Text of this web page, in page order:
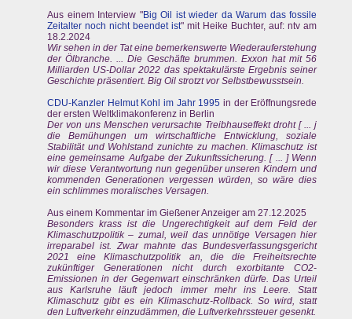
Aus einem Interview "Big Oil ist wieder da Warum das fossile
Zeitalter noch nicht beendet ist" mit Heike Buchter, auf: ntv am
18.2.2024
Wir sehen in der Tat eine bemerkenswerte Wiederauferstehung
der Ölbranche. ... Die Geschäfte brummen. Exxon hat mit 56
Milliarden US-Dollar 2022 das spektakulärste Ergebnis seiner
Geschichte präsentiert. Big Oil strotzt vor Selbstbewusstsein.
CDU-Kanzler Helmut Kohl im Jahr 1995 in der Eröffnungsrede
der ersten Weltklimakonferenz in Berlin
Der von uns Menschen verursachte Treibhauseffekt droht [ ... j
die Bemühungen um wirtschaftliche Entwicklung, soziale
Stabilität und Wohlstand zunichte zu machen. Klimaschutz ist
eine gemeinsame Aufgabe der Zukunftssicherung. [ ... ] Wenn
wir diese Verantwortung nun gegenüber unseren Kindern und
kommenden Generationen vergessen würden, so wäre dies
ein schlimmes moralisches Versagen.
Aus einem Kommentar im Gießener Anzeiger am 27.12.2025
Besonders krass ist die Ungerechtigkeit auf dem Feld der
Klimaschutzpolitik – zumal, weil das unnötige Versagen hier
irreparabel ist. Zwar mahnte das Bundesverfassungsgericht
2021 eine Klimaschutzpolitik an, die die Freiheitsrechte
zukünftiger Generationen nicht durch exorbitante CO2-
Emissionen in der Gegenwart einschränken dürfe. Das Urteil
aus Karlsruhe läuft jedoch immer mehr ins Leere. Statt
Klimaschutz gibt es ein Klimaschutz-Rollback. So wird, statt
den Luftverkehr einzudämmen, die Luftverkehrssteuer gesenkt.